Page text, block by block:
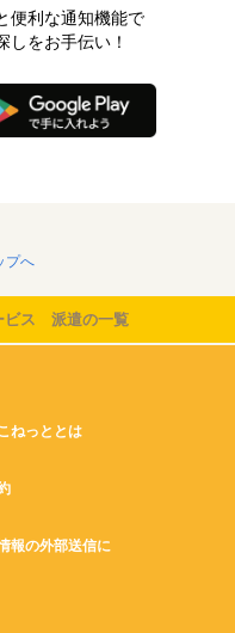
便利な通知機能で
しをお手伝い！
プへ
ビス 派遣の一覧
ねっととは
報の外部送信に